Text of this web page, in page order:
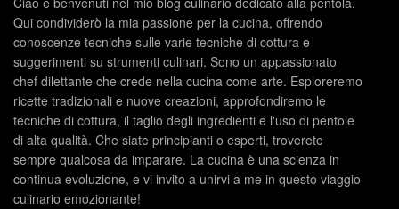
Qui condividerò la mia passione per la cucina, offrendo
conoscenze tecniche sulle varie tecniche di cottura e
suggerimenti su strumenti culinari. Sono un appassionato
chef dilettante che crede nella cucina come arte. Esploreremo
ricette tradizionali e nuove creazioni, approfondiremo le
tecniche di cottura, il taglio degli ingredienti e l'uso di pentole
di alta qualità. Che siate principianti o esperti, troverete
sempre qualcosa da imparare. La cucina è una scienza in
continua evoluzione, e vi invito a unirvi a me in questo viaggio
culinario emozionante!